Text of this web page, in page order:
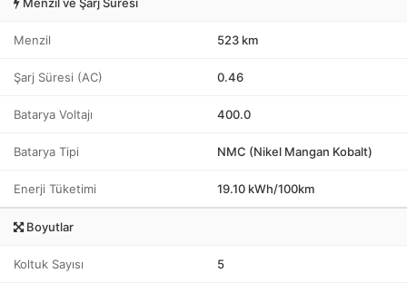
Menzil 523 km
Şarj Süresi (AC) 0.46
Batarya Voltajı 400.0
Batarya Tipi NMC (Nikel Mangan Kobalt)
Enerji Tüketimi 19.10 kWh/100km
Boyutlar
Koltuk Sayısı 5